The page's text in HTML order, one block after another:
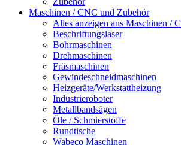
Maschinen / CNC und Zubehör
Alles anzeigen aus Maschinen /
Beschriftungslaser
Bohrmaschinen
Drehmaschinen
Fräsmaschinen
Gewindeschneidmaschinen
Heizgeräte/Werkstattheizung
Industrieroboter
Metallbandsägen
Öle / Schmierstoffe
Rundtische
Wabeco Maschinen